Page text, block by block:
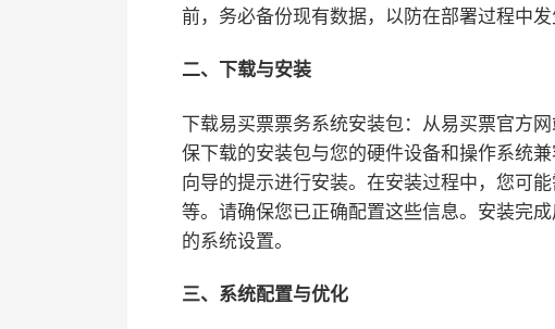
前，务必备份现有数据，以防在部署过程中发
二、下载与安装
下载易买票票务系统安装包：从易买票官方
保下载的安装包与您的硬件设备和操作系统兼
向导的提示进行安装。 在安装过程中，您可
等。请确保您已正确配置这些信息。 安装完
的系统设置。
三、系统配置与优化